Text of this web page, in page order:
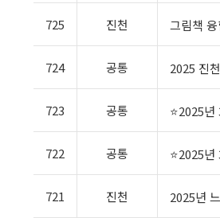
725 진천 그림책
724 공통 2025 진
723 공통 ⭐2025년
722 공통 ⭐2025년
721 진천 2025년